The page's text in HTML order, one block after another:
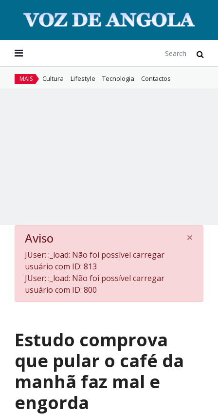
MAIS Cultura Lifestyle Tecnologia Contactos
×
Aviso
JUser: :_load: Não foi possível carregar
usuário com ID: 813
JUser: :_load: Não foi possível carregar
usuário com ID: 800
Estudo comprova
que pular o café da
manhã faz mal e
engorda